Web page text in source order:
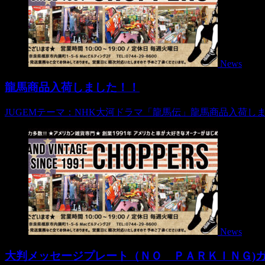
News
龍馬商品入荷しました！！
JUGEMテーマ：NHK大河ドラマ「龍馬伝」龍馬商品入荷し
News
大判メッセージプレート（ＮＯ ＰＡＲＫＩＮＧ)